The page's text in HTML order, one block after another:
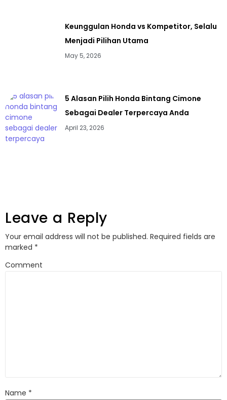
Keunggulan Honda vs Kompetitor, Selalu
Menjadi Pilihan Utama
May 5, 2026
5 Alasan Pilih Honda Bintang Cimone
Sebagai Dealer Terpercaya Anda
April 23, 2026
Leave a Reply
Your email address will not be published. Required fields are
marked *
Comment
Name *